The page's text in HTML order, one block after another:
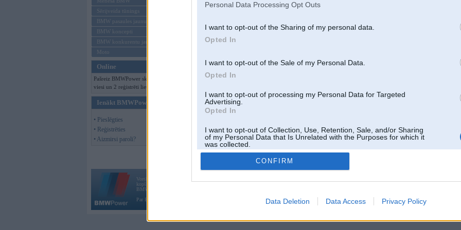
Personal Data Processing Opt Outs
I want to opt-out of the Sharing of my personal data.
Opted In
I want to opt-out of the Sale of my Personal Data.
Opted In
I want to opt-out of processing my Personal Data for Targeted
Advertising.
Opted In
I want to opt-out of Collection, Use, Retention, Sale, and/or Sharing
of my Personal Data that Is Unrelated with the Purposes for which it
was collected.
Opted Out
CONFIRM
Data Deletion Data Access Privacy Policy
Sērijveida tūnings
BMW pasaules jaunumi
BMW koncepti
BMW konkurentu jaunumi
Moto
Online
Pašreiz BMWPower skatās 318
viesi un 2 reģistrēti lietotāji.
Ienākt BMWPower
• Pieslēgties
• Reģistrēties
• Aizmirsi paroli?
Vortāls BMWPower.lv darbojas
kopš 2002. gada 14. maija. Tas nav auto klubs un nav saistīts ar
BMW AG.
Par BMWPower